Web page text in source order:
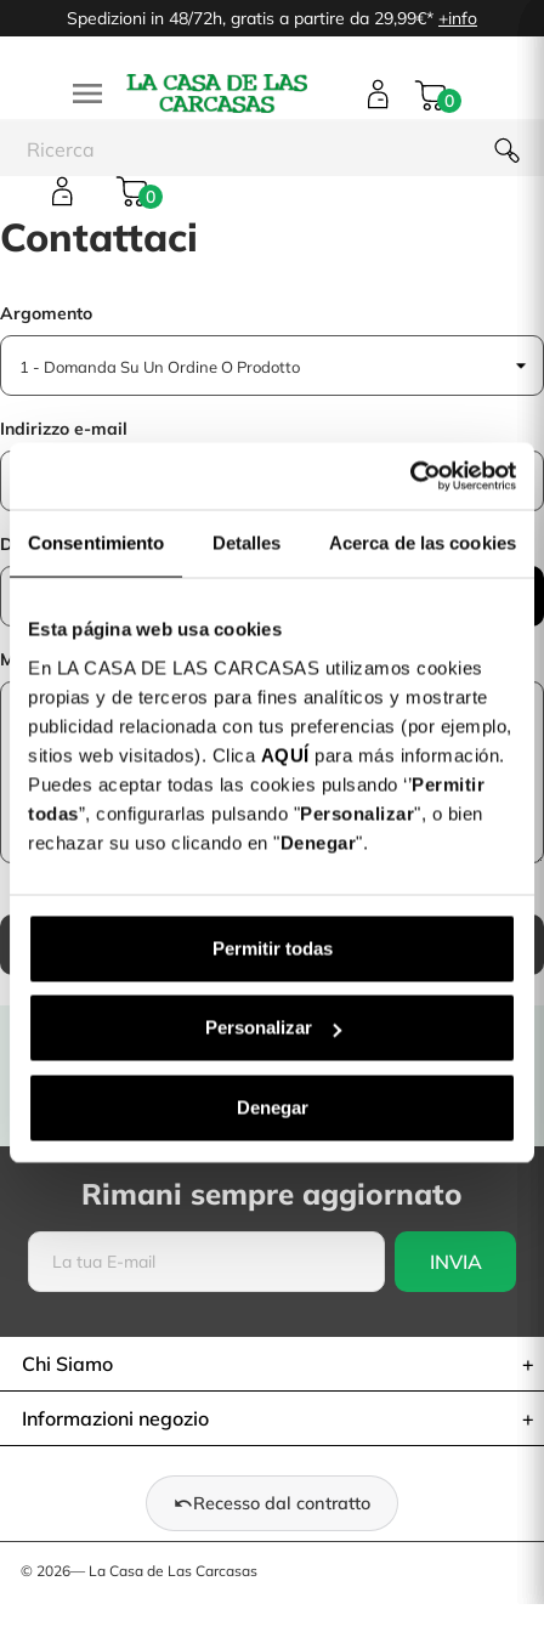
Consentimiento Detalles Acerca de las cookies
Esta página web usa cookies
En LA CASA DE LAS CARCASAS utilizamos cookies
propias y de terceros para fines analíticos y mostrarte
publicidad relacionada con tus preferencias (por ejemplo,
sitios web visitados). Clica AQUÍ para más información.
Puedes aceptar todas las cookies pulsando ‘’Permitir
todas”, configurarlas pulsando "Personalizar", o bien
rechazar su uso clicando en "Denegar".
Permitir todas
Personalizar
Denegar
Spedizioni in 48/72h, gratis a partire da 29,99€* +info
 0
0
Contattaci
Argomento
Indirizzo e-mail
Documento allegato
Messaggio
Spedizione gratuita in
negozio
Rimani sempre aggiornato
Chi Siamo
Informazioni negozio
Recesso dal contratto
© 2026— La Casa de Las Carcasas